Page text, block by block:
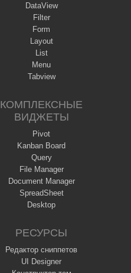
DataView
Filter
Form
Layout
List
Menu
Tabview
КОМПЛЕКСНЫЕ
ВИДЖЕТЫ
Pivot
Kanban Board
Query
File Manager
Document Manager
SpreadSheet
Desktop
РЕСУРСЫ
Редактор сниппетов
UI Designer